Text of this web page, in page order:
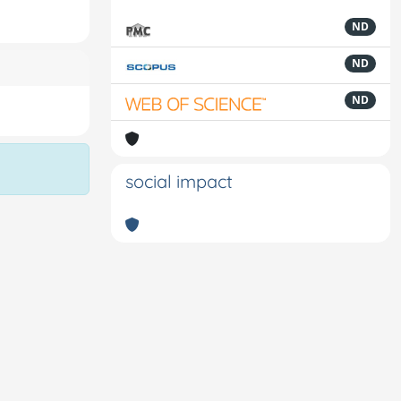
ND
ND
ND
social impact